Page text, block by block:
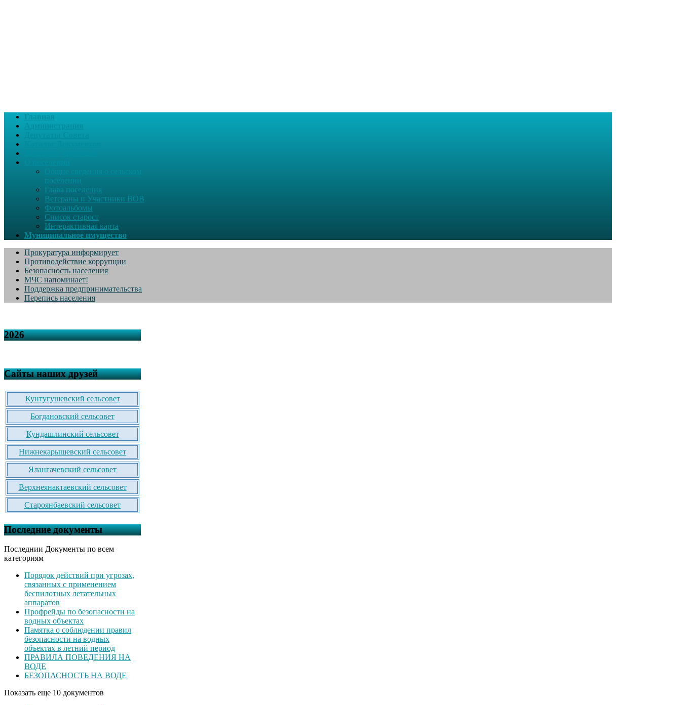
Главная
поселении
Глава поселения
Ветераны и Участники ВОВ
Фотоальбомы
Список старост
Интерактивная карта
Муниципальное имущество
Прокуратура информирует
Противодействие коррупции
Безопасность населения
МЧС напоминает!
Поддержка предпринимательства
Перепись населения
2026
Сайты наших друзей
Кунтугушевский сельсовет
Богдановский сельсовет
Кундашлинский сельсовет
Нижнекарышевский сельсовет
Ялангачевский сельсовет
Верхнеянактаевский сельсовет
Староянбаевский сельсовет
Последние документы
Последнии Документы по всем
категориям
Порядок действий при угрозах,
связанных с применением
беспилотных летательных
аппаратов
Профрейды по безопасности на
водных объектах
Памятка о соблюдении правил
безопасности на водных
объектах в летний период
ПРАВИЛА ПОВЕДЕНИЯ НА
ВОДЕ
БЕЗОПАСНОСТЬ НА ВОДЕ
Показать еще 10 документов